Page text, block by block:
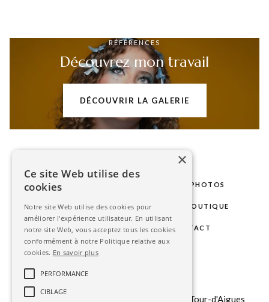
RÉFÉRENCES
Découvrez mon travail
DÉCOUVRIR LA GALERIE
LE STUDIO SÉANCES PHOTOS
PHOTOS D'IDENTITÉ GALERIE BOUTIQUE
BLOG ESPACE CLIENT CONTACT
151 b chemin du Tour du Revol, 84240 La Tour-d'Aigues
×
Ce site Web utilise des
cookies
Notre site Web utilise des cookies pour
améliorer l'expérience utilisateur. En utilisant
notre site Web, vous acceptez tous les cookies
conformément à notre Politique relative aux
cookies. En savoir plus
PERFORMANCE
CIBLAGE